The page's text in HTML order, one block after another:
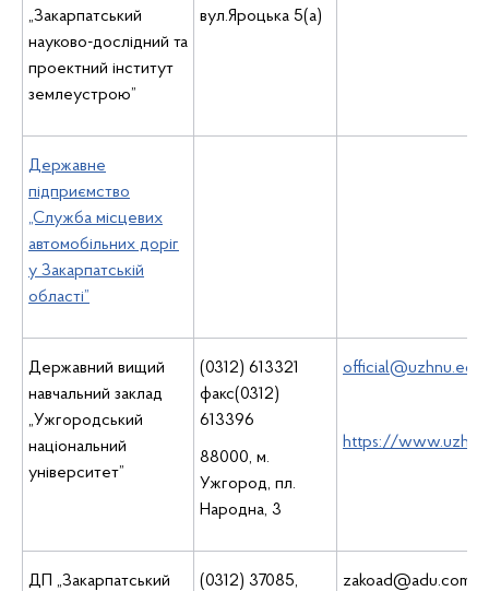
„Закарпатський
науково-дослідний та
проектний інститут
землеустрою”
вул.Яроцька 5(а)
Державне
підприємство
„Служба місцевих
автомобільних доріг
у Закарпатській
області”
Державний вищий
навчальний заклад
„Ужгородський
національний
університет”
(0312) 613321
факс(0312)
613396
88000, м.
Ужгород, пл.
Народна, 3
https://
ДП „Закарпатський
(0312) 37085,